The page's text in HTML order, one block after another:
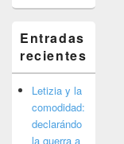
Entradas
recientes
Letizia y la
comodidad:
declarándo
la guerra a